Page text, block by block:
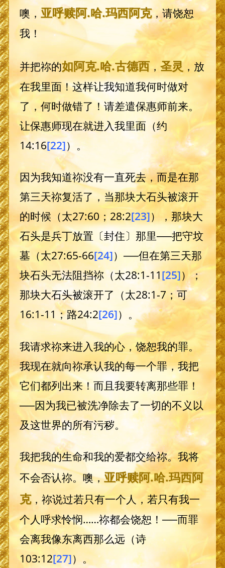
噢， 亚呼赎阿.哈.玛西阿克，请饶恕
我！
并把祢的如阿克.哈.古德西， 圣灵 ，放
在我里面！这样让我知道我何时做对
了，何时做错了！请差遣保惠师前来。
让保惠师现在就进入我里面（约
14:16[22]）。
因为我知道祢没有一直死去，而是在那
第三天祢复活了，当那块大石头被滚开
的时候（太27:60；28:2[23]），那块大
石头是兵丁放置〔封住〕那里──把守坟
墓（太27:65-66[24]）──但在第三天那
块石头无法阻挡祢（太28:1-11[25]）；
那块大石头被滚开了（太28:1-7；可
16:1-11；路24:2[26]）。
我请求祢来进入我的心，饶恕我的罪。
我现在就向祢承认我的每一个罪，我把
它们都列出来！而且我要转离那些罪！
──因为我已被洗净除去了一切的不义以
及这世界的所有污秽。
我把我的生命和我的爱都交给祢。我将
不会否认祢。噢，亚呼赎阿.哈.玛西阿
克，祢说过若只有一个人，若只有我一
个人呼求怜悯……祢都会饶恕！──而罪
会离我像东离西那么远（诗
103:12[27]）。